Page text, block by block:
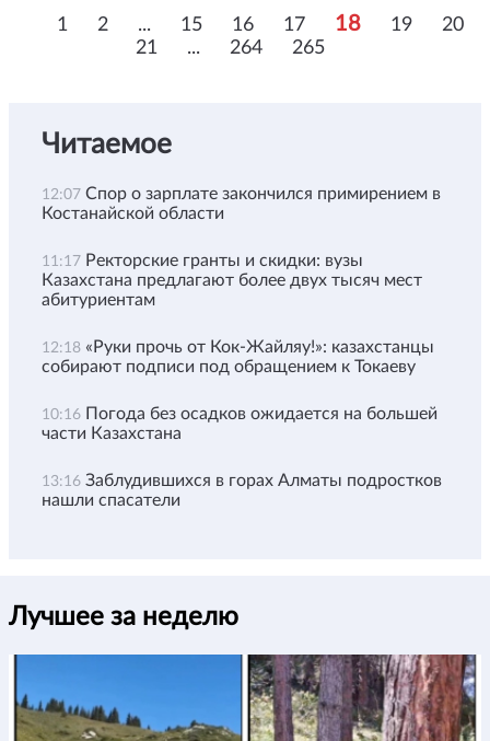
1 2 ... 15 16 17 18 19
20
21
... 264 265
Читаемое
12:07 Спор о зарплате закончился примирением в
Костанайской области
11:17 Ректорские гранты и скидки: вузы
Казахстана предлагают более двух тысяч мест
абитуриентам
12:18 «Руки прочь от Кок-Жайляу!»: казахстанцы
собирают подписи под обращением к Токаеву
10:16 Погода без осадков ожидается на большей
части Казахстана
13:16 Заблудившихся в горах Алматы подростков
нашли спасатели
Лучшее за неделю